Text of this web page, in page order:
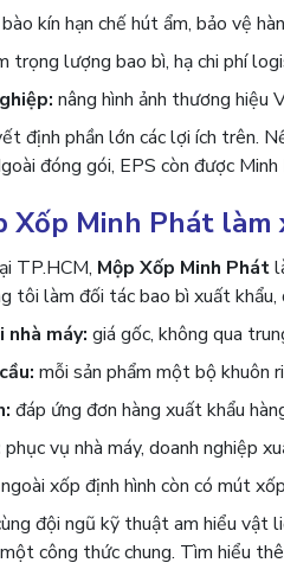
kín hạn chế hút ẩm, bảo vệ
trọng lượng bao bì, hạ chi phí
nâng hình ảnh thương hiệu
định phần lớn các lợi ích trên.
đóng gói, EPS còn được
Xốp Minh Phát
TP.HCM, Mộp Xốp Minh Phát
tôi làm đối tác bao bì xuất khẩu,
máy: giá gốc, không qua
mỗi sản phẩm một bộ khuôn
đáp ứng đơn hàng xuất khẩu
phục vụ nhà máy, doanh nghiệp
ngoài xốp định hình còn có mút
đội ngũ kỹ thuật am hiểu
công thức chung. Tìm hiểu